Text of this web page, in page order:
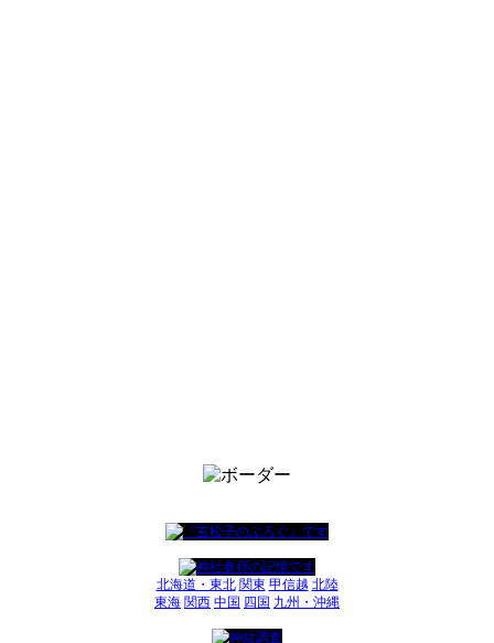
北海道・東北 関東 甲信越 北陸
東海 関西 中国 四国 九州・沖縄